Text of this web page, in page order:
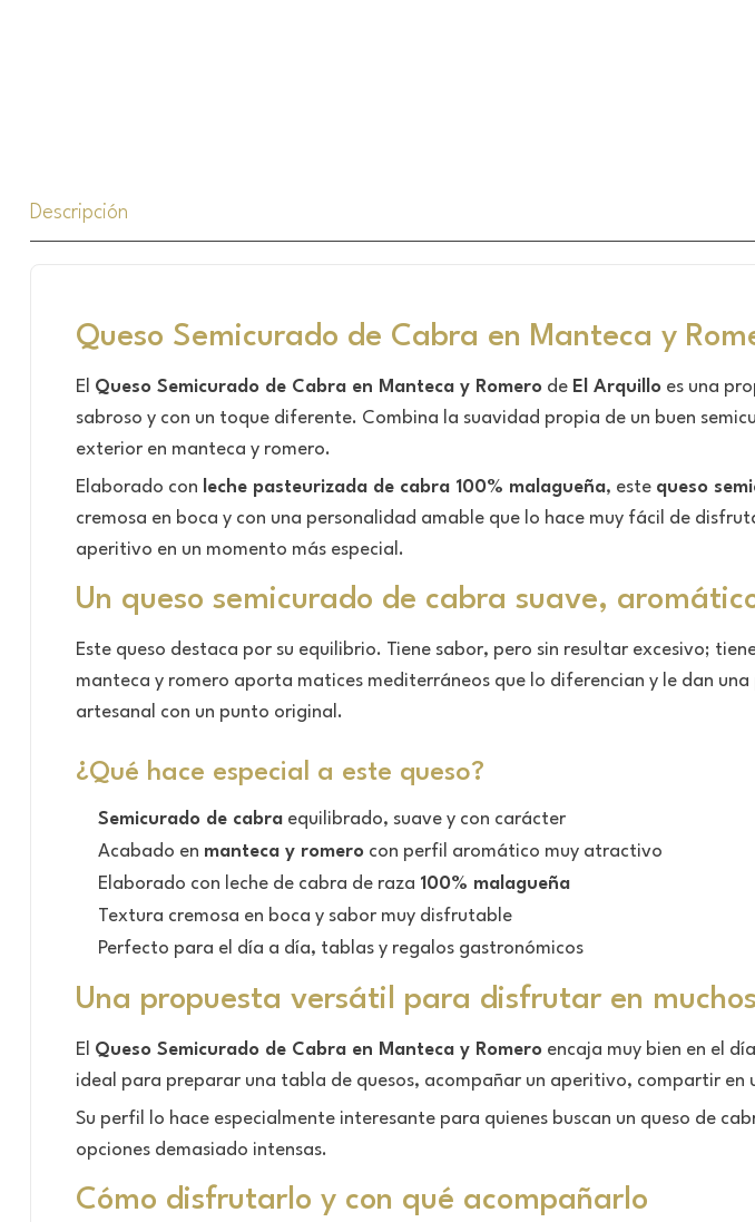
Descripción
Queso Semicurado de Cabra en Manteca y
El Queso Semicurado de Cabra en Manteca y Romero de El Arquillo es una
sabroso y con un toque diferente. Combina la suavidad propia de un buen
exterior en manteca y romero.
Elaborado con leche pasteurizada de cabra 100% malagueña, este queso
cremosa en boca y con una personalidad amable que lo hace muy fácil de
aperitivo en un momento más especial.
Un queso semicurado de cabra suave,
Este queso destaca por su equilibrio. Tiene sabor, pero sin resultar excesivo;
manteca y romero aporta matices mediterráneos que lo diferencian y le dan
artesanal con un punto original.
¿Qué hace especial a este queso?
Semicurado de cabra equilibrado, suave y con carácter
Acabado en manteca y romero con perfil aromático muy atractivo
Elaborado con leche de cabra de raza 100% malagueña
Textura cremosa en boca y sabor muy disfrutable
Perfecto para el día a día, tablas y regalos gastronómicos
Una propuesta versátil para disfrutar en
El Queso Semicurado de Cabra en Manteca y Romero encaja muy bien en el
ideal para preparar una tabla de quesos, acompañar un aperitivo, compartir
Su perfil lo hace especialmente interesante para quienes buscan un queso de
opciones demasiado intensas.
Cómo disfrutarlo y con qué acompañarlo